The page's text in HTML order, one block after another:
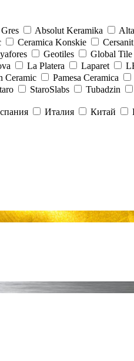
Absolut Keramika
Ceramica Konskie
Geotiles Global Tile
La Platera Laparet
Ceramic Pamesa Ceramica
StaroSlabs Tubadzin
Италия Китай